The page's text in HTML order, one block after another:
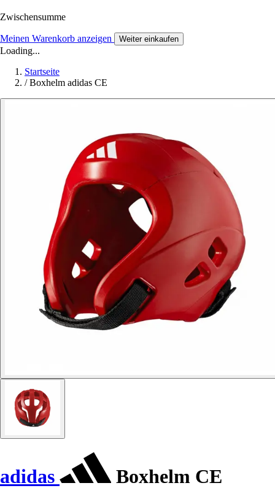
Zwischensumme
Meinen Warenkorb anzeigen Weiter einkaufen
Loading...
Startseite
/ Boxhelm adidas CE
adidas Boxhelm CE